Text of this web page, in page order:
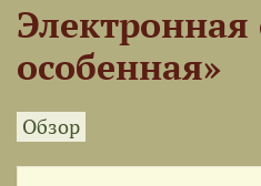
особенная»
Обзор